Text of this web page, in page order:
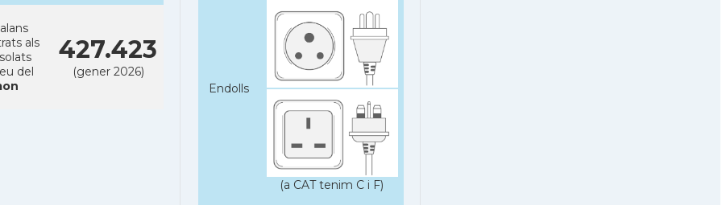
als
del
427.423
(gener 2026)
Endolls
(a CAT tenim C i F)